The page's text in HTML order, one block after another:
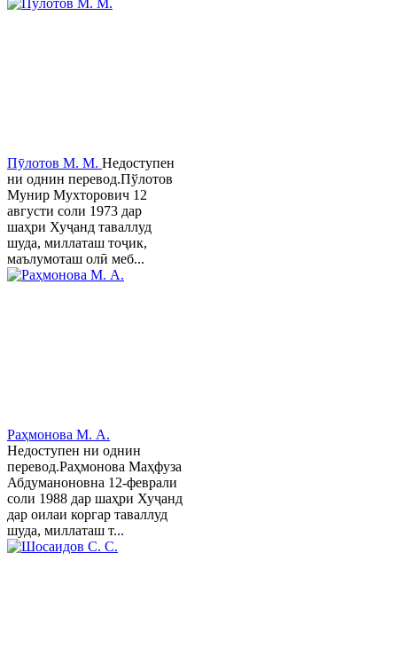
Пӯлотов М. М. Недоступен
ни однин перевод.Пўлотов
Мунир Мухторович 12
августи соли 1973 дар
шаҳри Хуҷанд таваллуд
шуда, миллаташ тоҷик,
маълумоташ олӣ меб...
Раҳмонова М. А.
Недоступен ни однин
перевод.Раҳмонова Маҳфуза
Абдуманоновна 12-феврали
соли 1988 дар шаҳри Хуҷанд
дар оилаи коргар таваллуд
шуда, миллаташ т...